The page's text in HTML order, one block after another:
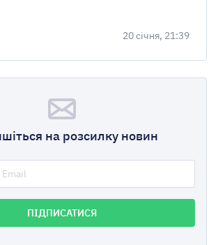
20 січня, 21:39
на розсилку новин